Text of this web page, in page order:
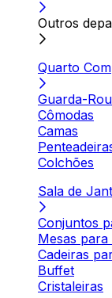
Outros
Quarto
Guarda-
Cômodas
Camas
Colchões
Sala de
Conjuntos
Mesas
Cadeiras
Buffet
Cristaleiras